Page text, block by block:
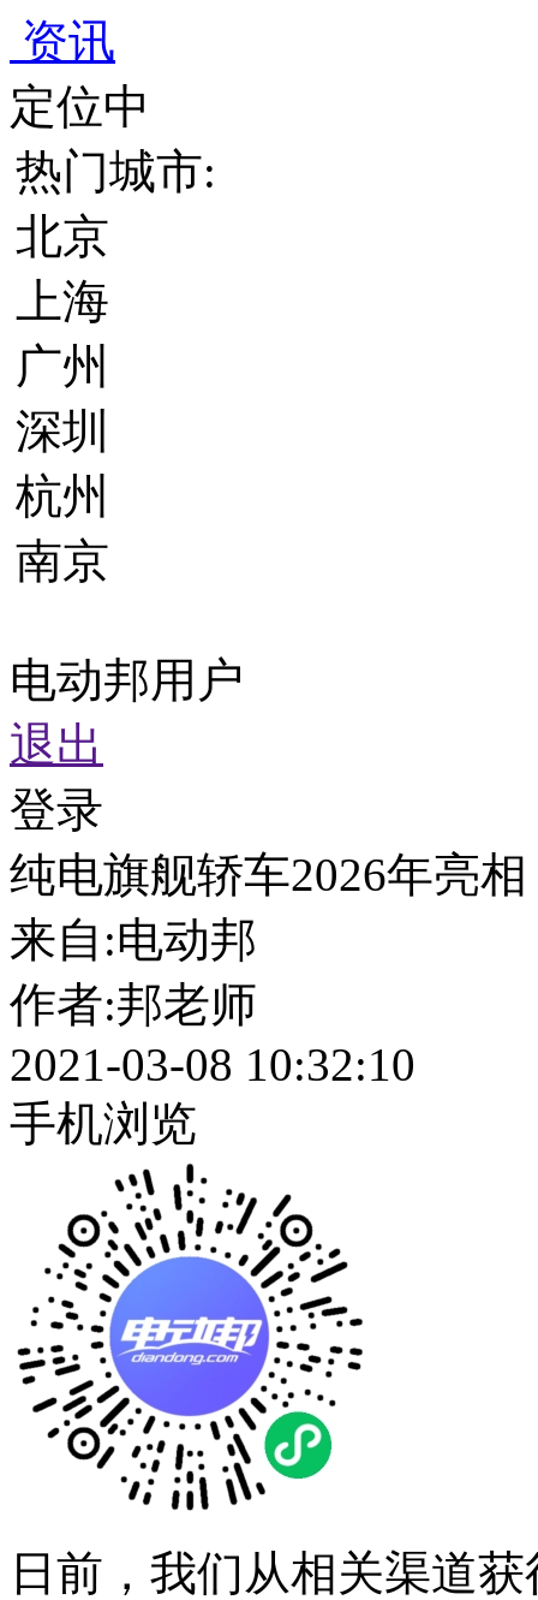
资讯
定位中
热门城市:
北京
上海
广州
深圳
杭州
南京
电动邦用户
退出
登录
纯电旗舰轿车2026年亮
来自:电动邦
作者:邦老师
2021-03-08 10:32:10
手机浏览
日前，我们从相关渠道